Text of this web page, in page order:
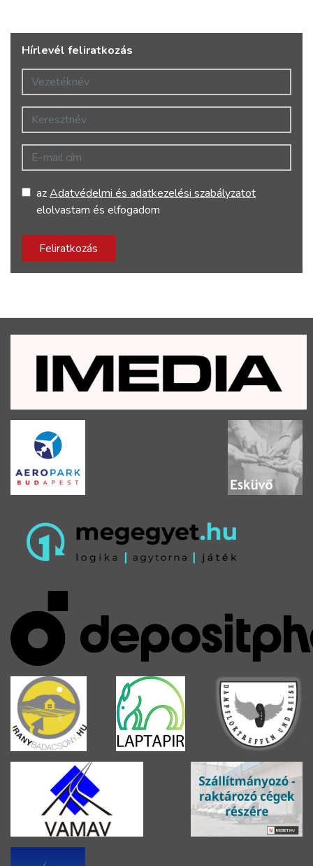
Hírlevél feliratkozás
Vezetéknév
Keresztnév
E-mail cím
azAdatvédelmi és adatkezelési szabályzatot
elolvastam és elfogadom
Feliratkozás